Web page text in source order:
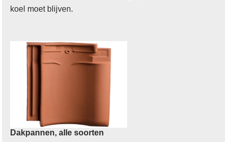
koel moet blijven.
Dakpannen, alle soorten